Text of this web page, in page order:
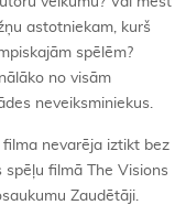
astotniekam, kurš
spēlēm?
no visām
neveiksminiekus.
filma nevarēja iztikt bez
spēļu filmā The Visions
Zaudētāji.